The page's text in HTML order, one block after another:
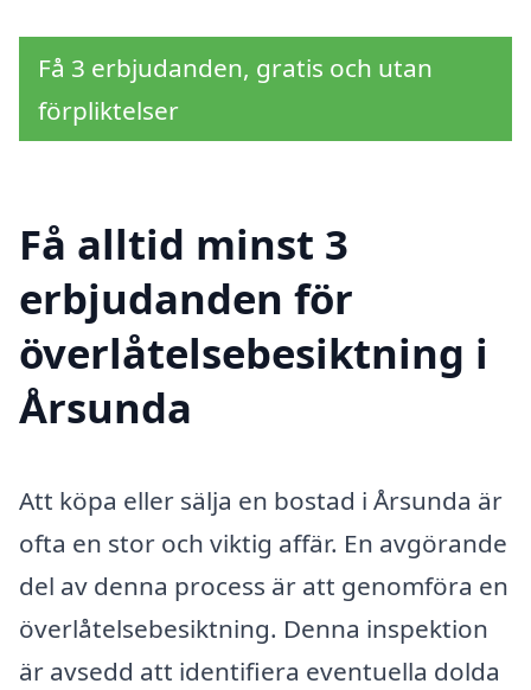
Få 3 erbjudanden, gratis och utan
förpliktelser
Få alltid minst 3
erbjudanden för
överlåtelsebesiktning i
Årsunda
Att köpa eller sälja en bostad i Årsunda är
ofta en stor och viktig affär. En avgörande
del av denna process är att genomföra en
överlåtelsebesiktning. Denna inspektion
är avsedd att identifiera eventuella dolda